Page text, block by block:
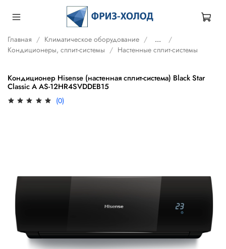
Главная Климатическое оборудование
...
Кондиционеры, сплит-системы
Настенные сплит-системы
Кондиционер Hisense (настенная сплит-система) Black Star
Classic A AS-12HR4SVDDEB15
(0)